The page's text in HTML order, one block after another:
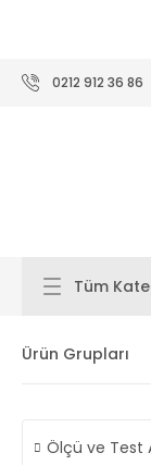
0212 912 36 86
Tüm
Ürün Grupları
Ölçü ve Test